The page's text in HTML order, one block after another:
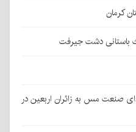
کرمان
باستانی دشت جیرفت
صنعت مس به زائران اربعین در